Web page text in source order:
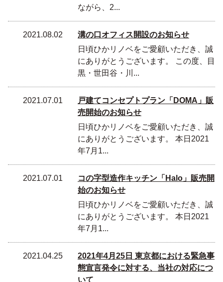
ながら、2...
2021.08.02
溝の口オフィス開設のお知らせ
日頃ひかリノベをご愛顧いただき、誠
にありがとうございます。 この度、目
黒・世田谷・川...
2021.07.01
戸建てコンセプトプラン「DOMA」販
売開始のお知らせ
日頃ひかリノベをご愛顧いただき、誠
にありがとうございます。 本日2021
年7月1...
2021.07.01
コの字型造作キッチン「Halo」販売開
始のお知らせ
日頃ひかリノベをご愛顧いただき、誠
にありがとうございます。 本日2021
年7月1...
2021.04.25
2021年4月25日 東京都における緊急事
態宣言発令に対する、当社の対応につ
いて